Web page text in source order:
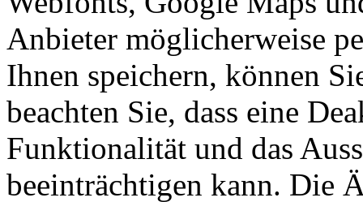
Anbieter möglicherweise
Ihnen speichern, können
beachten Sie, dass eine
Funktionalität und das
beeinträchtigen kann. Die